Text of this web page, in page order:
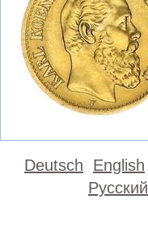
Deutsch English
Русский